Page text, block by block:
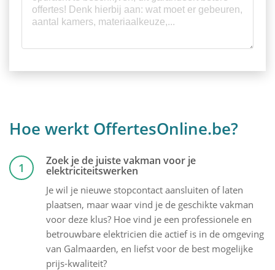
Hoe werkt OffertesOnline.be?
1 Zoek je de juiste vakman voor je
elektriciteitswerken
Je wil je nieuwe stopcontact aansluiten of laten
plaatsen, maar waar vind je de geschikte vakman
voor deze klus? Hoe vind je een professionele en
betrouwbare elektricien die actief is in de omgeving
van Galmaarden, en liefst voor de best mogelijke
prijs-kwaliteit?